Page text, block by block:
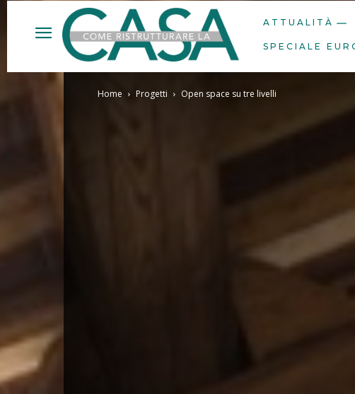
ATTUALITÀ
SPECIALE
Home Progetti Open space su tre livelli